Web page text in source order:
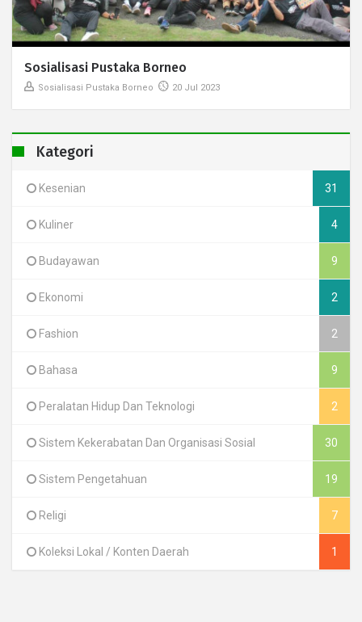
Sosialisasi Pustaka Borneo
Sosialisasi Pustaka Borneo 20 Jul 2023
Kategori
Kesenian 31
Kuliner 4
Budayawan 9
Ekonomi 2
Fashion 2
Bahasa 9
Peralatan Hidup Dan Teknologi 2
Sistem Kekerabatan Dan Organisasi Sosial 30
Sistem Pengetahuan 19
Religi 7
Koleksi Lokal / Konten Daerah 1